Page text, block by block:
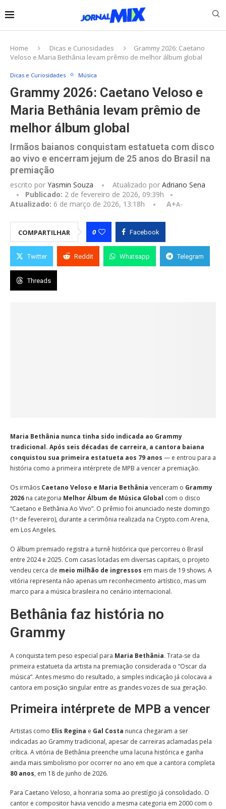
Home Dicas e Curiosidades
Grammy 2026: Caetano
Veloso e Maria Bethânia levam prêmio de melhor álbum global
Dicas e Curiosidades Música
Grammy 2026: Caetano Veloso e
Maria Bethânia levam prêmio de
melhor álbum global
Irmãos baianos conquistam estatueta com disco
ao vivo e encerram jejum de 25 anos do Brasil na
premiação
escrito por Yasmin Souza Atualizado por Adriano Sena
Publicado: 2 de fevereiro de 2026, 09:39h
Atualizado: 6 de março de 2026, 13:18h A+A-
COMPARTILHAR 0 Facebook
Twitter Reddit Whatsapp Telegram
Threads
Maria Bethânia nunca tinha sido indicada ao Grammy
tradicional. Após seis décadas de carreira, a cantora baiana
conquistou sua primeira estatueta aos 79 anos — e entrou para a
história como a primeira intérprete de MPB a vencer a premiação.
Os irmãos Caetano Veloso e Maria Bethânia venceram o Grammy
2026 na categoria Melhor Álbum de Música Global com o disco
“Caetano e Bethânia Ao Vivo”. O prêmio foi anunciado neste domingo
(1º de fevereiro), durante a cerimônia realizada na Crypto.com Arena,
em Los Angeles.
O álbum premiado registra a turnê histórica que percorreu o Brasil
entre 2024 e 2025. Com casas lotadas em diversas capitais, o projeto
vendeu cerca de meio milhão de ingressos em mais de 19 shows. A
vitória representa não apenas um reconhecimento artístico, mas um
marco para a música brasileira no cenário internacional.
Bethânia faz história no
Grammy
A conquista tem peso especial para Maria Bethânia. Trata-se da
primeira estatueta da artista na premiação considerada o “Oscar da
música”. Antes mesmo do resultado, a simples indicação já colocava a
cantora em posição singular entre as grandes vozes de sua geração.
Primeira intérprete de MPB a vencer
Artistas como Elis Regina e Gal Costa nunca chegaram a ser
indicadas ao Grammy tradicional, apesar de carreiras aclamadas pela
crítica. A vitória de Bethânia preenche uma lacuna histórica e ganha
ainda mais simbolismo por ocorrer no ano em que a cantora completa
80 anos, em 18 de junho de 2026.
Para Caetano Veloso, a honraria soma ao prestígio já consolidado. O
cantor e compositor havia vencido a mesma categoria em 2000 com o